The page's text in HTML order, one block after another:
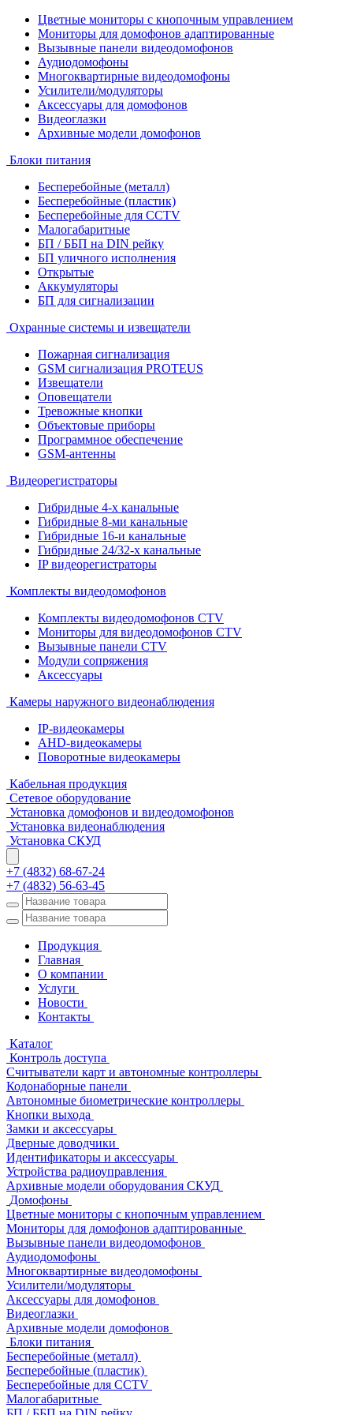
Цветные мониторы с кнопочным управлением
Мониторы для домофонов адаптированные
Вызывные панели видеодомофонов
Аудиодомофоны
Многоквартирные видеодомофоны
Усилители/модуляторы
Аксессуары для домофонов
Видеоглазки
Архивные модели домофонов
Блоки питания
Бесперебойные (металл)
Бесперебойные (пластик)
Бесперебойные для CCTV
Малогабаритные
БП / ББП на DIN рейку
БП уличного исполнения
Открытые
Аккумуляторы
БП для сигнализации
Охранные системы и извещатели
Пожарная сигнализация
GSM сигнализация PROTEUS
Извещатели
Оповещатели
Тревожные кнопки
Объектовые приборы
Программное обеспечение
GSM-антенны
Видеорегистраторы
Гибридные 4-х канальные
Гибридные 8-ми канальные
Гибридные 16-и канальные
Гибридные 24/32-х канальные
IP видеорегистраторы
Комплекты видеодомофонов
Комплекты видеодомофонов CTV
Мониторы для видеодомофонов CTV
Вызывные панели CTV
Модули сопряжения
Аксессуары
Камеры наружного видеонаблюдения
IP-видеокамеры
AHD-видеокамеры
Поворотные видеокамеры
Кабельная продукция
Сетевое оборудование
Установка домофонов и видеодомофонов
Установка видеонаблюдения
Установка СКУД
+7 (4832) 68-67-24
+7 (4832) 56-63-45
Продукция
Главная
О компании
Услуги
Новости
Контакты
Каталог
Контроль доступа
Считыватели карт и автономные контроллеры
Кодонаборные панели
Автономные биометрические контроллеры
Кнопки выхода
Замки и аксессуары
Дверные доводчики
Идентификаторы и аксессуары
Устройства радиоуправления
Архивные модели оборудования СКУД
Домофоны
Цветные мониторы с кнопочным управлением
Мониторы для домофонов адаптированные
Вызывные панели видеодомофонов
Аудиодомофоны
Многоквартирные видеодомофоны
Усилители/модуляторы
Аксессуары для домофонов
Видеоглазки
Архивные модели домофонов
Блоки питания
Бесперебойные (металл)
Бесперебойные (пластик)
Бесперебойные для CCTV
Малогабаритные